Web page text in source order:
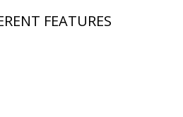
FEATURES